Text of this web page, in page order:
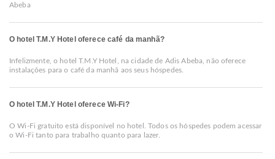
Abeba
O hotel T.M.Y Hotel oferece café da manhã?
Infelizmente, o hotel T.M.Y Hotel, na cidade de Adis Abeba, não oferece
instalações para o café da manhã aos seus hóspedes.
O hotel T.M.Y Hotel oferece Wi-Fi?
O Wi-Fi gratuito está disponível no hotel. Todos os hóspedes podem acessar
o Wi-Fi tanto para trabalho quanto para lazer.